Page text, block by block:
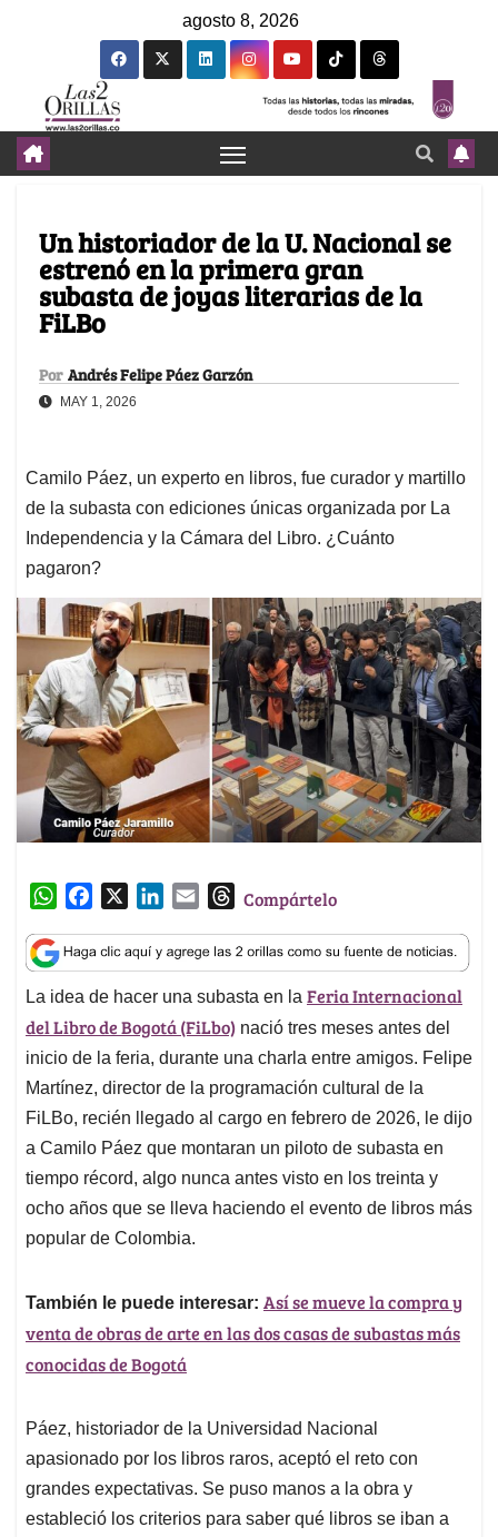
agosto 8, 2026
Un historiador de la U. Nacional se
estrenó en la primera gran
subasta de joyas literarias de la
FiLBo
Por Andrés Felipe Páez Garzón
MAY 1, 2026
Camilo Páez, un experto en libros, fue curador y martillo
de la subasta con ediciones únicas organizada por La
Independencia y la Cámara del Libro. ¿Cuánto
pagaron?
W
a
t
s
A
p
p
c
e
b
o
o
n
k
e
d
I
n
a
i
l
T
r
e
a
d
s
Compártelo
La idea de hacer una subasta en la Feria Internacional
del Librode Bogotá (FiLbo) nació tres meses antes del
inicio de la feria, durante una charla entre amigos. Felipe
Martínez, director de la programación cultural de la
FiLBo, recién llegado al cargo en febrero de 2026, le dijo
a Camilo Páez que montaran un piloto de subasta en
tiempo récord, algo nunca antes visto en los treinta y
ocho años que se lleva haciendo el evento de libros más
popular de Colombia.
También le puede interesar: Así se mueve la compra y
venta de obras de arte en las dos casas de subastas más
conocidas de Bogotá
Páez, historiador de la Universidad Nacional
apasionado por los libros raros, aceptó el reto con
grandes expectativas. Se puso manos a la obra y
estableció los criterios para saber qué libros se iban a